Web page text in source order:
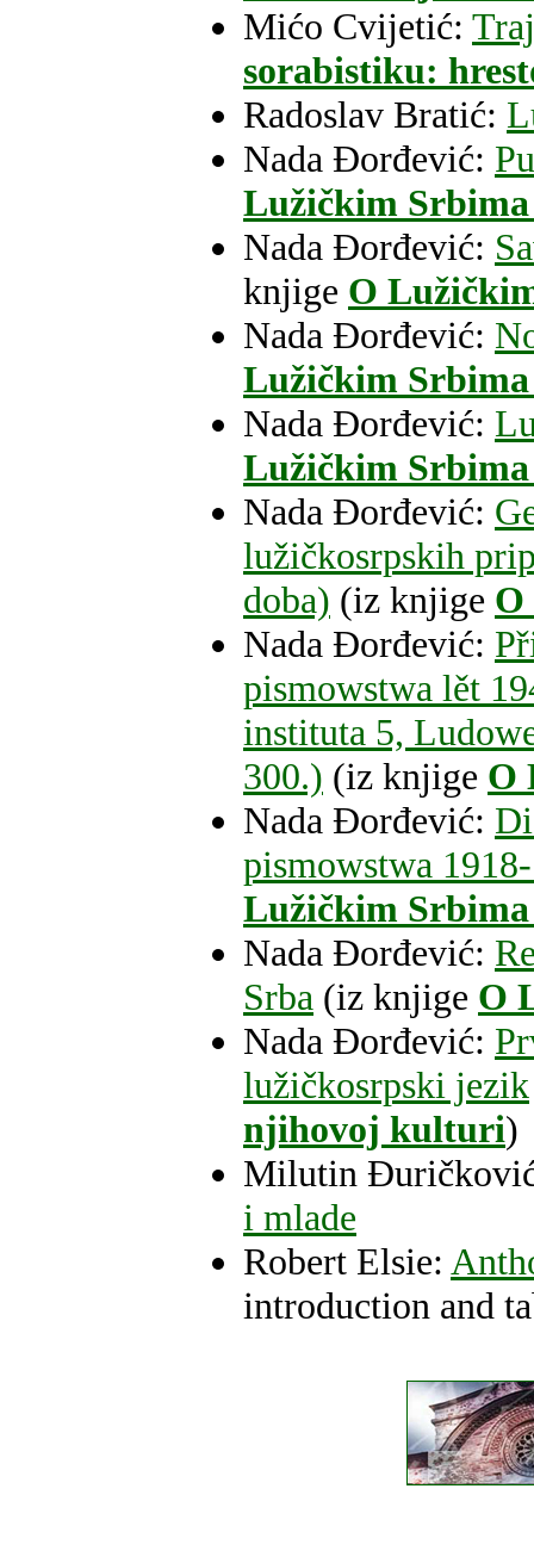
Mićo Cvijetić:
sorabistiku:
Radoslav Bratić:
Nada Đorđević:
Lužičkim
Nada Đorđević:
knjige O
Nada Đorđević:
Lužičkim
Nada Đorđević:
Lužičkim
Nada Đorđević:
lužičkosrpskih
doba) (iz knjige
Nada Đorđević:
pismowstwa lět
instituta 5,
300.) (iz knjige O
Nada Đorđević:
pismowstwa
Lužičkim
Nada Đorđević:
Srba (iz knjige O
Nada Đorđević:
lužičkosrpski jezik
njihovoj kulturi)
Milutin
i mlade
Robert Elsie:
introduction and